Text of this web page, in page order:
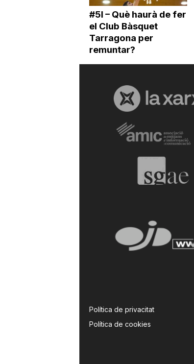
#5I – Què haurà de fer
el Club Bàsquet
Tarragona per
remuntar?
Política de privacitat
Política de cookies